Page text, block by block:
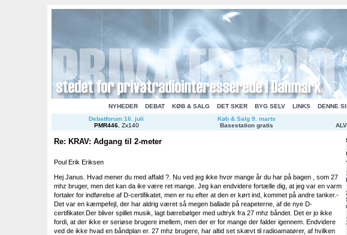
NYHEDER DEBAT KØB & SALG DET SKER BYG SELV LINKS
DENNE
Debatforum 16. juli
PMR446. Zx140
Køb & Salg 9. marts
Basestation gratis
Re: KRAV: Adgang til 2-meter
Poul Erik Eriksen
Hej Janus. Hvad mener du med affald ?. Nu ved jeg ikke hvor mange år du har på bagen , som 27
mhz bruger, men det kan da ike være ret mange. Jeg kan endvidere fortælle dig, at jeg var en varm
fortaler for indførelse af D-certifikatet, men er nu efter at den er kørt ind, kommet på andre tanker.-
Det var en kæmpefejl, der har aldrig været så megen ballade på reapeterne, af de nye D-
certifikater.Der bliver spillet musik, lagt bærebølger med udtryk fra 27 mhz båndet. Det er jo ikke
fordi, at der ikke er seriøse brugere imellem, men der er for mange der falder igennem. Endvidere
ved de ikke hvad en båndplan er. 27 mhz brugere, har altid set skævt til radioamatører, af hvilken